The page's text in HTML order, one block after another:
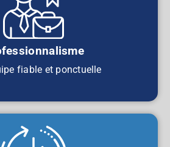
fiable et ponctuelle